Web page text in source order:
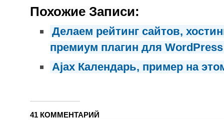
Похожие Записи:
Делаем рейтинг сайтов,
премиум плагин для
Ajax Календарь, пример на
41 КОММЕНТАРИЙ